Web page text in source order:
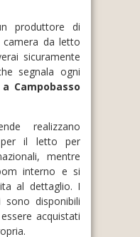
produttore di
da letto
sicuramente
segnala ogni
Campobasso
realizzano
per il letto per
mentre
interno e si
al dettaglio. I
sono disponibili
acquistati